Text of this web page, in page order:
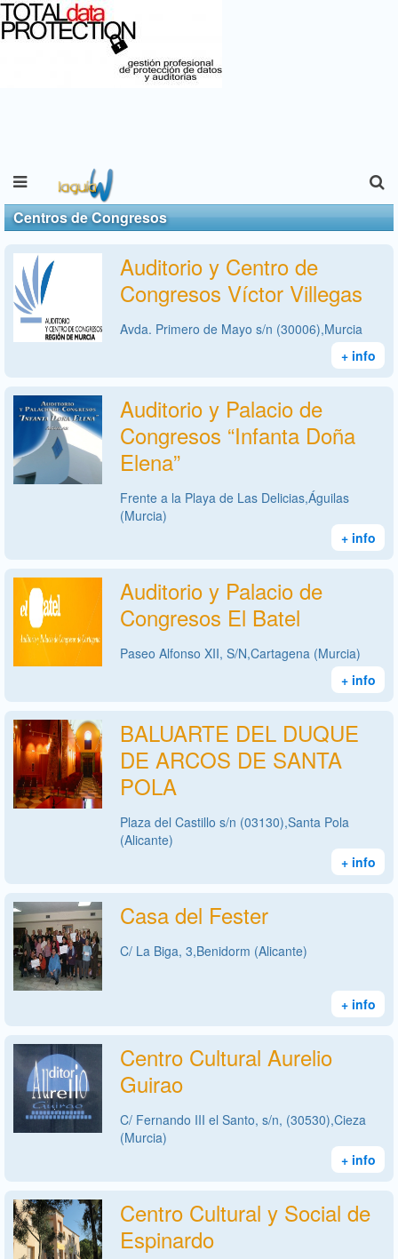
Centros de Congresos
Auditorio y Centro de
Congresos Víctor Villegas
Avda. Primero de Mayo s/n (30006),Murcia
+ info
Auditorio y Palacio de
Congresos “Infanta Doña
Elena”
Frente a la Playa de Las Delicias,Águilas
(Murcia)
+ info
Auditorio y Palacio de
Congresos El Batel
Paseo Alfonso XII, S/N,Cartagena (Murcia)
+ info
BALUARTE DEL DUQUE
DE ARCOS DE SANTA
POLA
Plaza del Castillo s/n (03130),Santa Pola
(Alicante)
+ info
Casa del Fester
C/ La Biga, 3,Benidorm (Alicante)
+ info
Centro Cultural Aurelio
Guirao
C/ Fernando III el Santo, s/n, (30530),Cieza
(Murcia)
+ info
Centro Cultural y Social de
Espinardo